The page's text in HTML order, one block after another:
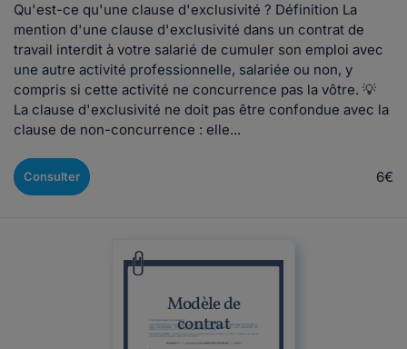
Qu'est-ce qu'une clause d'exclusivité ? Définition La
mention d'une clause d'exclusivité dans un contrat de
travail interdit à votre salarié de cumuler son emploi avec
une autre activité professionnelle, salariée ou non, y
compris si cette activité ne concurrence pas la vôtre. 💡
La clause d'exclusivité ne doit pas être confondue avec la
clause de non-concurrence : elle...
Consulter 6€
Modèle de
contrat